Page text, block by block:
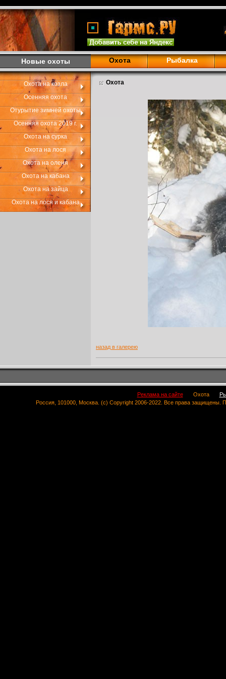
Новые охоты Охота Рыбалка
Охота на козла
Осенняя охота
Отурытие зимней охоты
Осенняя охота 2019 г.
Охота на сурка
Охота на лося
Охота на оленя
Охота на кабана
Охота на зайца
Охота на лося и кабана
Охота
назад в галерею
Реклама на сайте Охота
Россия, 101000, Москва. (c) Copyright 2006-2022. Все права защищены.